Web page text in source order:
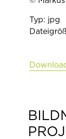
Typ: jpg